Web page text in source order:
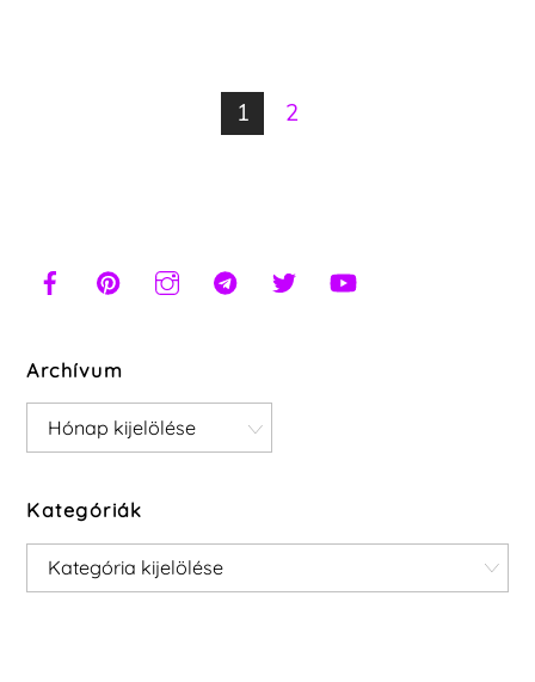
1 2
Archívum
Archívum
Kategóriák
Kategóriák